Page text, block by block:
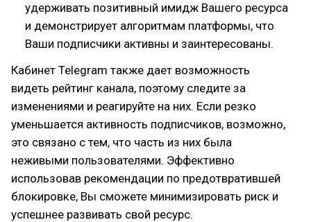
удерживать позитивный имидж Вашего ресурса
и демонстрирует алгоритмам платформы, что
Ваши подписчики активны и заинтересованы.
Кабинет Telegram также дает возможность
видеть рейтинг канала, поэтому следите за
изменениями и реагируйте на них. Если резко
уменьшается активность подписчиков, возможно,
это связано с тем, что часть из них была
неживыми пользователями. Эффективно
использовав рекомендации по предотвратившей
блокировке, Вы сможете минимизировать риск и
успешнее развивать свой ресурс.